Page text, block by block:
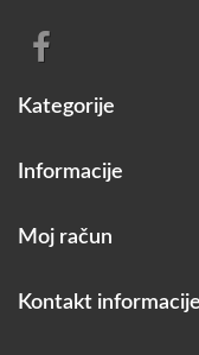
Kategorije
Informacije
Moj račun
Kontakt informacije